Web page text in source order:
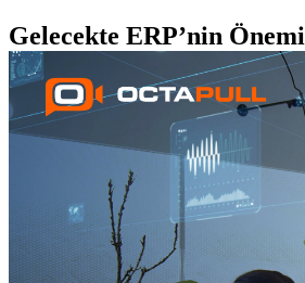
Gelecekte ERP’nin Önemi